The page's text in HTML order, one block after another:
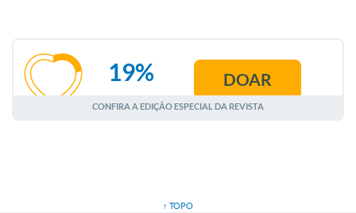
AGOSTO
19% DOAR
CONFIRA A EDIÇÃO ESPECIAL DA REVISTA
↑ TOPO